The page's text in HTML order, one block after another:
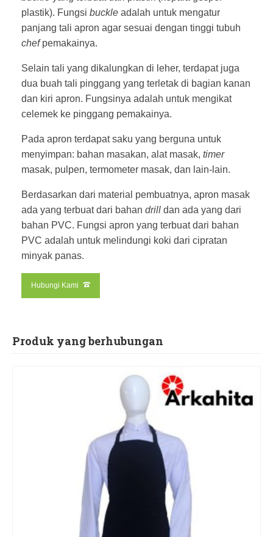
plastik). Fungsi buckle adalah untuk mengatur
panjang tali apron agar sesuai dengan tinggi tubuh
chefpemakainya.
Selain tali yang dikalungkan di leher, terdapat juga
dua buah tali pinggang yang terletak di bagian kanan
dan kiri apron. Fungsinya adalah untuk mengikat
celemek ke pinggang pemakainya.
Pada apron terdapat saku yang berguna untuk
menyimpan: bahan masakan, alat masak, timer
masak, pulpen, termometer masak, dan lain-lain.
Berdasarkan dari material pembuatnya, apron masak
ada yang terbuat dari bahan drill dan ada yang dari
bahan PVC. Fungsi apron yang terbuat dari bahan
PVC adalah untuk melindungi koki dari cipratan
minyak panas.
Hubungi Kami
Produk yang berhubungan